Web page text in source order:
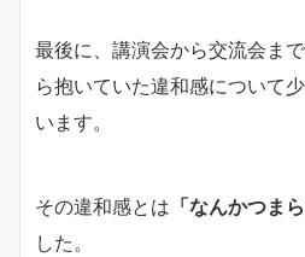
最後に、講演会から交流会ま
ら抱いていた違和感について
います。
その違和感とは 「なんかつま
した。